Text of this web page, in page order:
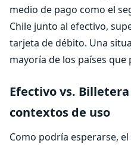
medio de pago como el
Chile junto al efectivo,
tarjeta de débito. Una
mayoría de los países
Efectivo vs.
contextos de uso
Como podría esperarse,